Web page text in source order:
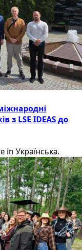
з LSE IDEAS до
in Українська.